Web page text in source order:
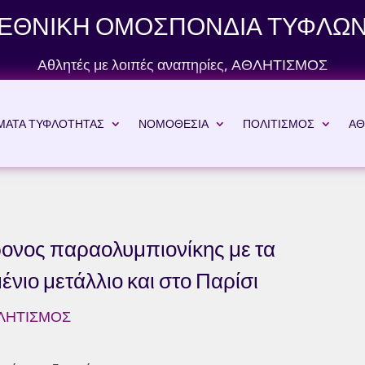
ΟΜΟΣΠΟΝΔΙΑ
Αθλητές με λοιπές αναπηρίες, ΑΘΛΗΤΙΣΜΟΣ
ΤΥΦΛΟΤΗΤΑΣ ΝΟΜΟΘΕΣΙΑ ΠΟΛΙΤΙΣΜΟΣ
παραολυμπιονίκης με τα
μετάλλιο και στο Παρίσι